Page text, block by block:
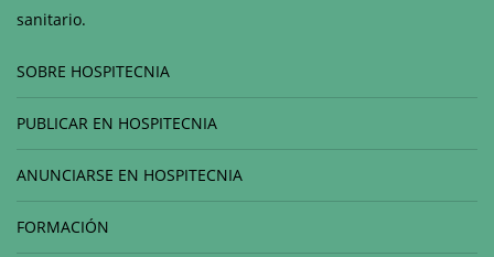
sanitario.
SOBRE HOSPITECNIA
PUBLICAR EN HOSPITECNIA
ANUNCIARSE EN HOSPITECNIA
FORMACIÓN